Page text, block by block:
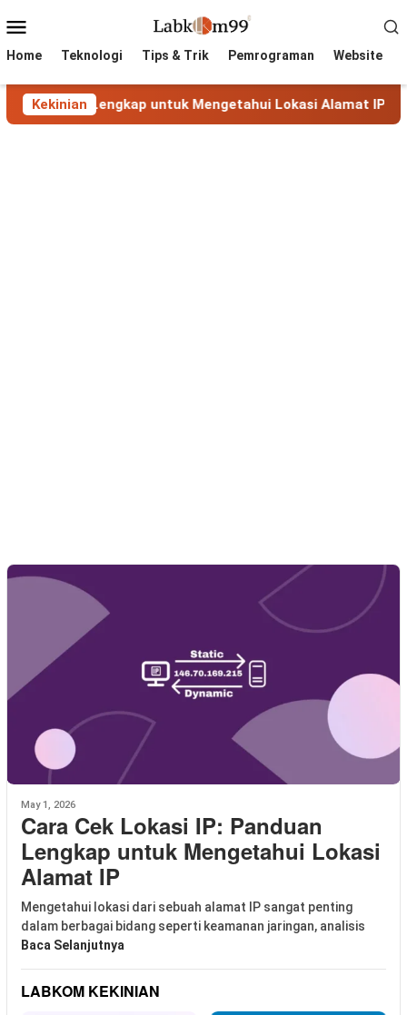
to
Menu
Home Teknologi Tips & Trik Pemrograman Website
Kekinian
Lengkap untuk Mengetahui Lokasi Alamat IP
May 1, 2026
Cara Cek Lokasi IP: Panduan
Lengkap untuk Mengetahui Lokasi
Alamat IP
Mengetahui lokasi dari sebuah alamat IP sangat penting
dalam berbagai bidang seperti keamanan jaringan, analisis
Baca Selanjutnya
LABKOM KEKINIAN